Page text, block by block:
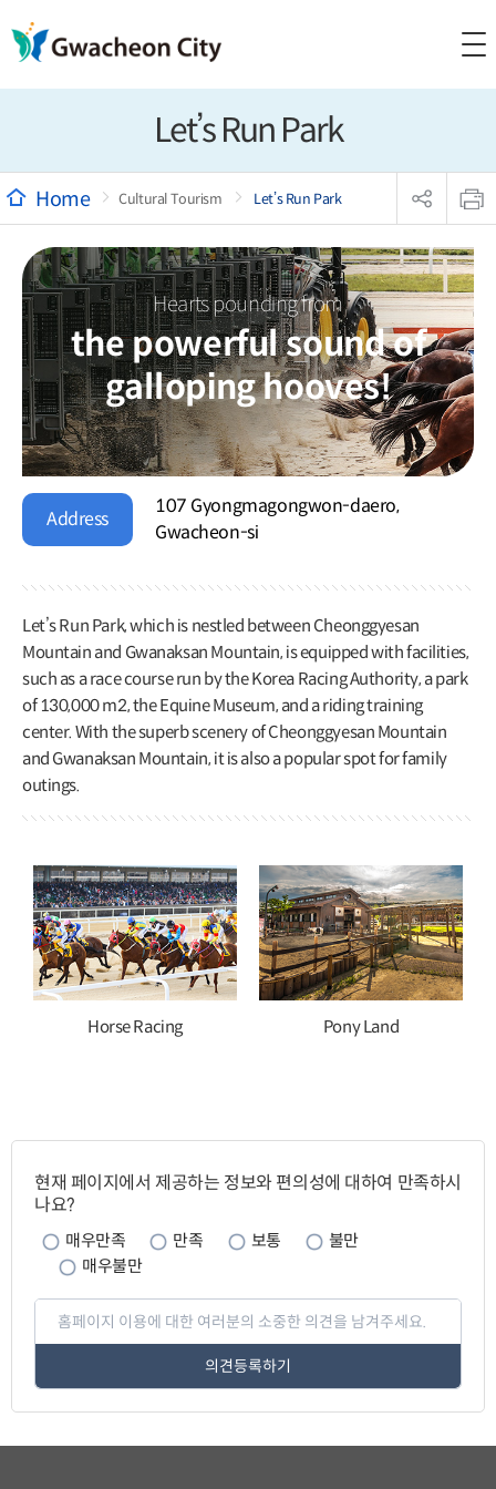
Let’s Run Park
Cultural Tourism Let’s Run Park
sns
리
트
열
기
본
문
인
쇄
Hearts pounding from
the powerful sound of
galloping hooves!
Address
107 Gyongmagongwon-daero,
Gwacheon-si
Let’s Run Park, which is nestled between Cheonggyesan
Mountain and Gwanaksan Mountain, is equipped with facilities,
such as a race course run by the Korea Racing Authority, a park
of 130,000 m2, the Equine Museum, and a riding training
center. With the superb scenery of Cheonggyesan Mountain
and Gwanaksan Mountain, it is also a popular spot for family
outings.
Horse Racing Pony Land
이
지
만
도
현재 페이지에서 제공하는 정보와 편의성에 대하여 만족하시
나요?
매우만족 만족 보통
불만
매우불만
페
도
가
력